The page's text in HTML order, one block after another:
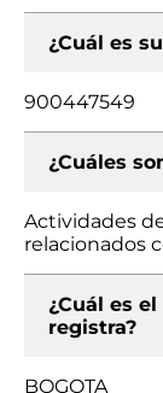
¿Cuál es
900447549
¿Cuáles
Actividades
relacionados
¿Cuál es
registra?
BOGOTA